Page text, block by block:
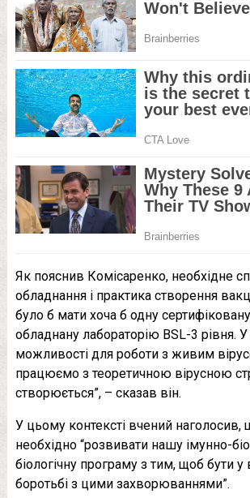
Як пояснив Комісаренко, необхідне
обладнання і практика створення
було б мати хоча б одну
обладнану лабораторію BSL-3 рівня.
можливості для роботи з живим
працюємо з теоретичною вірусною
створюється”, – сказав він.
У цьому контексті вчений наголосив,
необхідно “розвивати нашу імунно-
біологічну програму з тим, щоб бути у
боротьбі з цими захворюваннями”.